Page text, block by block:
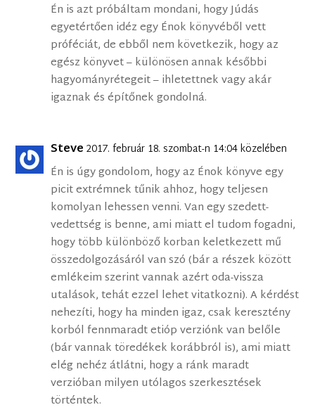
Én is azt próbáltam mondani, hogy Júdás
egyetértően idéz egy Énok könyvéből vett
próféciát, de ebből nem következik, hogy az
egész könyvet – különösen annak későbbi
hagyományrétegeit – ihletettnek vagy akár
igaznak és építőnek gondolná.
Steve 2017. február 18. szombat-n 14:04 közelében
Én is úgy gondolom, hogy az Énok könyve egy
picit extrémnek tűnik ahhoz, hogy teljesen
komolyan lehessen venni. Van egy szedett-
vedettség is benne, ami miatt el tudom fogadni,
hogy több különböző korban keletkezett mű
összedolgozásáról van szó (bár a részek között
emlékeim szerint vannak azért oda-vissza
utalások, tehát ezzel lehet vitatkozni). A kérdést
nehezíti, hogy ha minden igaz, csak keresztény
korból fennmaradt etióp verziónk van belőle
(bár vannak töredékek korábbról is), ami miatt
elég nehéz átlátni, hogy a ránk maradt
verzióban milyen utólagos szerkesztések
történtek.